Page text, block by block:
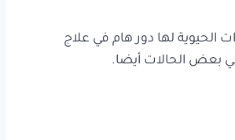
الحيوية لها دور هام في علاج
بعض الحالات أيضا.